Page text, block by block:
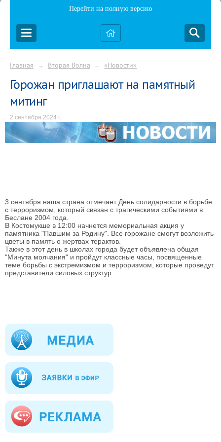
Перейти на полную версию
Главная → Вторая Волна → «Новости»
Горожан приглашают на памятный
митинг
2 сентября 2024 г.
3 сентября наша страна отмечает День солидарности в борьбе
с терроризмом, который связан с трагическими событиями в
Беслане 2004 года.
В Костомукше в 12:00 начнется мемориальная акция у
памятника "Павшим за Родину". Все горожане смогут возложить
цветы в память о жертвах терактов.
Также в этот день в школах города будет объявлена общая
"Минута молчания" и пройдут классные часы, посвященные
теме борьбы с экстремизмом и терроризмом, которые проведут
представители силовых структур.